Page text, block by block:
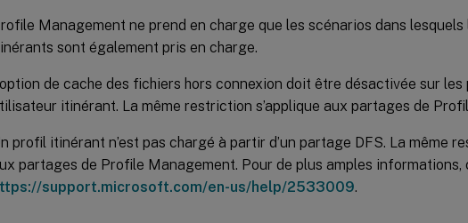
Management ne prend en charge que les scénarios dans lesquels
sont également pris en charge.
de cache des fichiers hors connexion doit être désactivée sur
itinérant. La même restriction s’applique aux partages de
profil itinérant n’est pas chargé à partir d’un partage DFS. La même
partages de Profile Management. Pour de plus amples informations,
support.microsoft.com/en-us/help/2533009.